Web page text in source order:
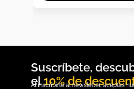
10% de
Al inscribirte al newsletter, aceptas